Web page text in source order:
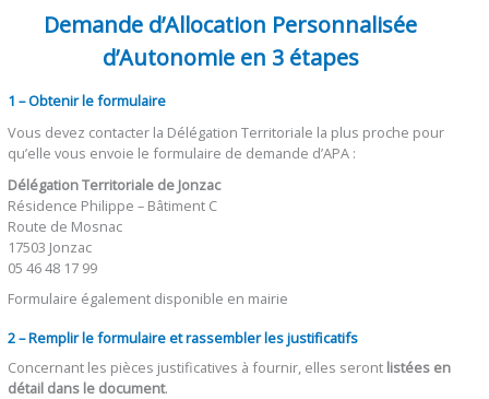
Demande d’Allocation Personnalisée
d’Autonomie en 3 étapes
1 – Obtenir le formulaire
Vous devez contacter la Délégation Territoriale la plus proche pour
qu’elle vous envoie le formulaire de demande d’APA :
Délégation Territoriale de Jonzac
Résidence Philippe – Bâtiment C
Route de Mosnac
17503 Jonzac
05 46 48 17 99
Formulaire également disponible en mairie
2 – Remplir le formulaire et rassembler les justificatifs
Concernant les pièces justificatives à fournir, elles serontlistées en
détail dans le document.